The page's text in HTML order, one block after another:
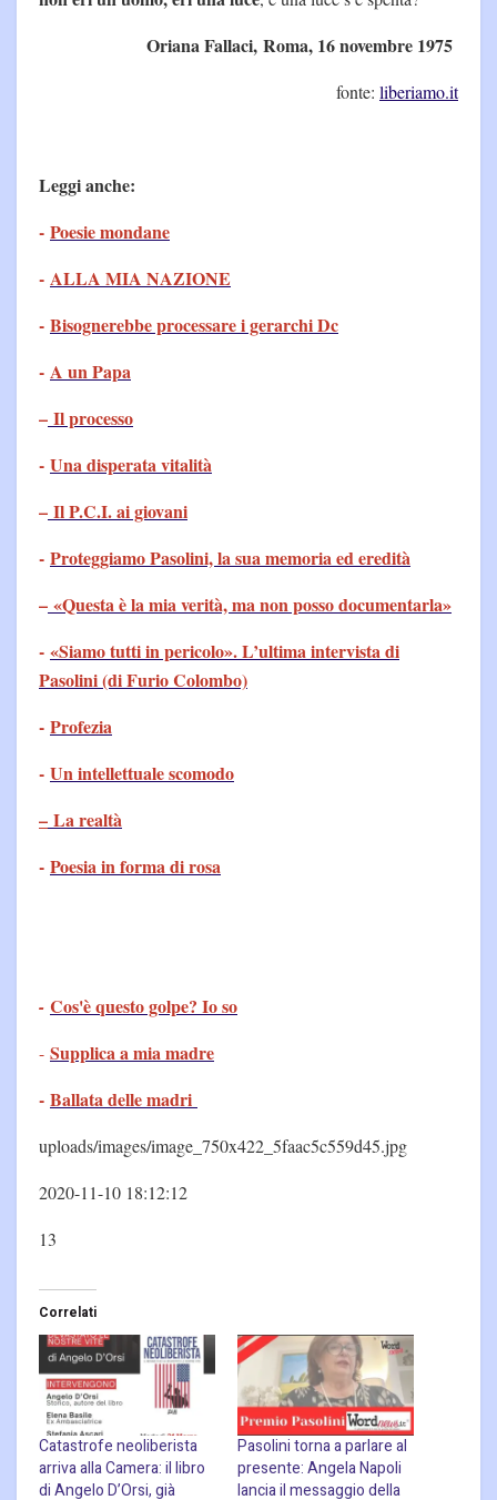
Oriana Fallaci, Roma, 16 novembre 1975
fonte: liberiamo.it
Leggi anche:
- Poesie mondane
- ALLA MIA NAZIONE
- Bisognerebbe processare i gerarchi Dc
- A un Papa
– Il processo
- Una disperata vitalità
– Il P.C.I. ai giovani
- Proteggiamo Pasolini, la sua memoria ed eredità
– «Questa è la mia verità, ma non posso documentarla»
- «Siamo tutti in pericolo». L’ultima intervista di
Pasolini (di Furio Colombo)
- Profezia
- Un intellettuale scomodo
– La realtà
- Poesia in forma di rosa
- Cos'è questo golpe? Io so
- Supplica a mia madre
- Ballata delle madri
uploads/images/image_750x422_5faac5c559d45.jpg
2020-11-10 18:12:12
13
Correlati
Catastrofe neoliberista
arriva alla Camera: il libro
di Angelo D’Orsi, già
Pasolini torna a parlare al
presente: Angela Napoli
lancia il messaggio della